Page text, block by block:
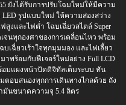
ยังได้รับการปรับโฉมใหม่ให้มีความ
รูปแบบใหม่ ให้ความส่องสว่าง
งและไฟต่ำ โฉบเฉี่ยวสไตล์ Super
เจนทุกองศาของการเคลื่อนไหว พร้อม
เฉี่ยวเร้าใจทุกมุมมอง และไฟเลี้ยว
พร้อมกับฟีเจอร์ใหม่อย่าง Full LCD
อมแผงหน้าปัดดิจิทัลเต็มระบบ ทัน
อบสนองทุกการเดินทางไกลด้วย ถัง
นขนาดความจุ 5.4 ลิตร